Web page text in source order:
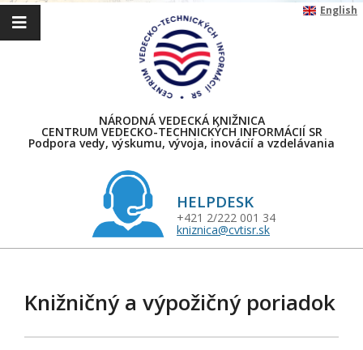
Skip
English
NÁRODNÁ VEDECKÁ KNIŽNICA
CENTRUM VEDECKO-TECHNICKÝCH INFORMÁCIÍ SR
Podpora vedy, výskumu, vývoja, inovácií a vzdelávania
HELPDESK
+421 2/222 001 34
kniznica@cvtisr.sk
MenuKnižničný a výpožičný poriadok